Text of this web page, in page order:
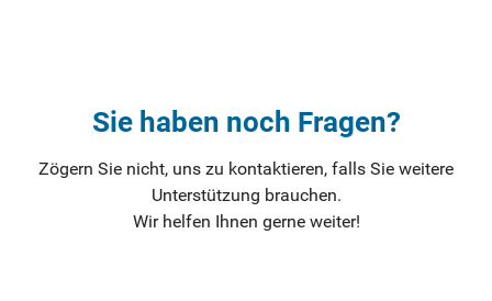
Sie haben noch Fragen?
Zögern Sie nicht, uns zu kontaktieren, falls Sie weitere
Unterstützung brauchen.
Wir helfen Ihnen gerne weiter!